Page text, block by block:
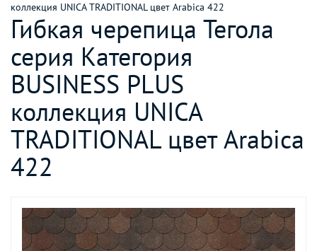
коллекция UNICA TRADITIONAL цвет Arabica 422
Гибкая черепица Тегола
серия Категория
BUSINESS PLUS
коллекция UNICA
TRADITIONAL цвет Arabica
422